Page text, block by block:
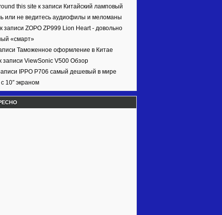
this site к записи Китайский ламповый
или не ведитесь аудиофилы и меломаны
записи ZOPO ZP999 Lion Heart - довольно
«смарт»
Таможенное оформление в Китае
записи ViewSonic V500 Обзор
IPPO P706 самый дешевый в мире
10″ экраном